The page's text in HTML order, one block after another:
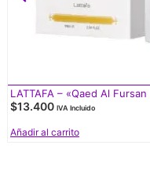
LATTAFA – «Qaed Al
$13.400 IVA Incluido
Añadir al carrito